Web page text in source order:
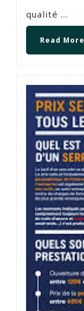
qualité ...
Read More